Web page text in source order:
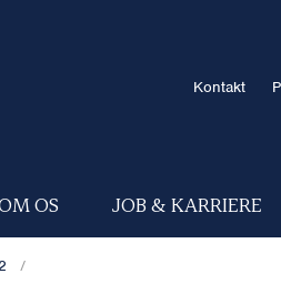
Kontakt
OS JOB & KARRIERE